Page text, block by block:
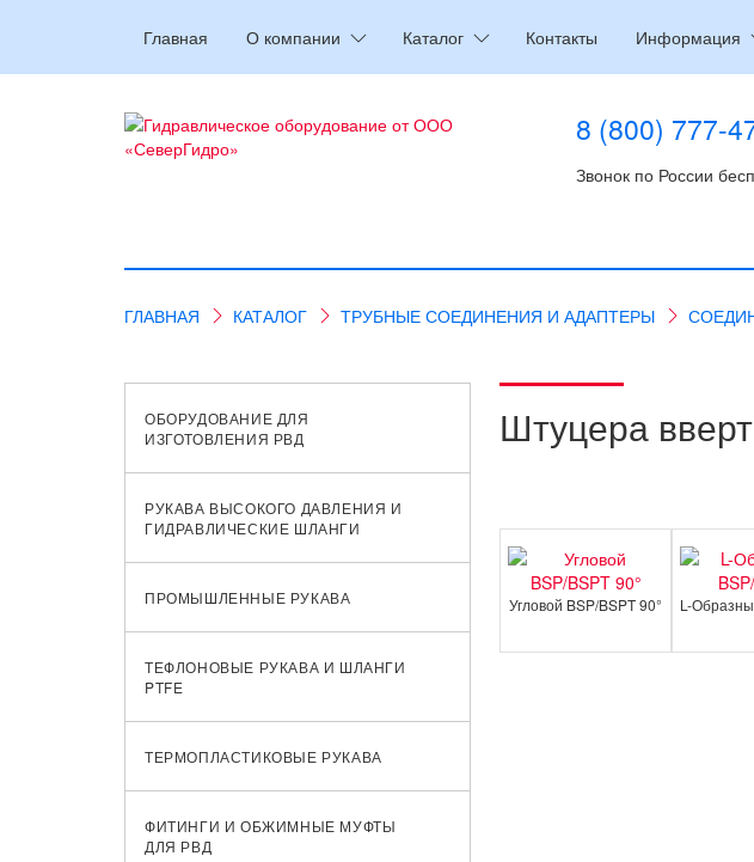
Главная О компании Каталог Контакты Информация
8 (800) 777-
Звонок по России
ГЛАВНАЯ КАТАЛОГ ТРУБНЫЕ СОЕДИНЕНИЯ И АДАПТЕРЫ
ОБОРУДОВАНИЕ ДЛЯ
ИЗГОТОВЛЕНИЯ РВД
РУКАВА ВЫСОКОГО ДАВЛЕНИЯ И
ГИДРАВЛИЧЕСКИЕ ШЛАНГИ
ПРОМЫШЛЕННЫЕ РУКАВА
ТЕФЛОНОВЫЕ РУКАВА И ШЛАНГИ
PTFE
ТЕРМОПЛАСТИКОВЫЕ РУКАВА
ФИТИНГИ И ОБЖИМНЫЕ МУФТЫ
ДЛЯ РВД
Штуцера
Угловой BSP/BSPT 90° L-